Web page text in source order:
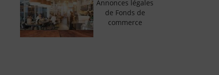
Annonces légales
de Fonds de
commerce